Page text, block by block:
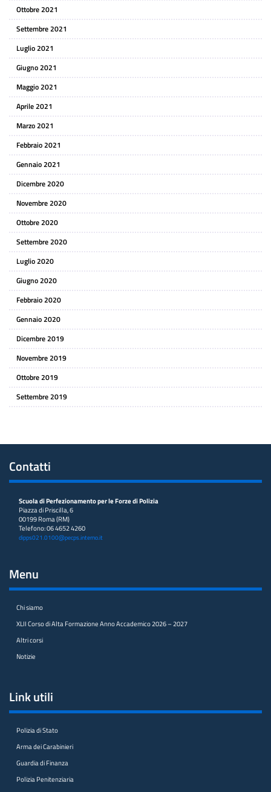
Ottobre 2021
Settembre 2021
Luglio 2021
Giugno 2021
Maggio 2021
Aprile 2021
Marzo 2021
Febbraio 2021
Gennaio 2021
Dicembre 2020
Novembre 2020
Ottobre 2020
Settembre 2020
Luglio 2020
Giugno 2020
Febbraio 2020
Gennaio 2020
Dicembre 2019
Novembre 2019
Ottobre 2019
Settembre 2019
Contatti
Scuola di Perfezionamento per le Forze di Polizia
Piazza di Priscilla, 6
00199 Roma (RM)
Telefono: 06 4652 4260
dipps021.0100@pecps.interno.it
Menu
Chi siamo
XLII Corso di Alta Formazione Anno Accademico 2026 – 2027
Altri corsi
Notizie
Link utili
Polizia di Stato
Arma dei Carabinieri
Guardia di Finanza
Polizia Penitenziaria